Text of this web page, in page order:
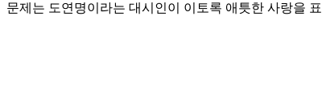
문제는 도연명이라는 대시인이 이토록 애틋한 사랑을